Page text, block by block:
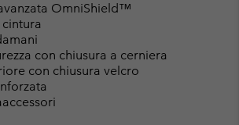
OmniShield™
cintura
con chiusura a cerniera
con chiusura velcro